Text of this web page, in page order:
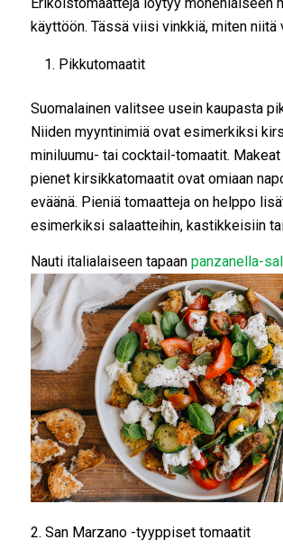
käyttöön. Tässä viisi vinkkiä, miten niitä
Pikkutomaatit
Suomalainen valitsee usein kaupasta
Niiden myyntinimiä ovat esimerkiksi
miniluumu- tai cocktail-tomaatit.
pienet kirsikkatomaatit ovat omiaan
eväänä. Pieniä tomaatteja on helppo
esimerkiksi salaatteihin, kastikkeisiin
Nauti italialaiseen tapaan panzanella-
2. San Marzano -tyyppiset tomaatit